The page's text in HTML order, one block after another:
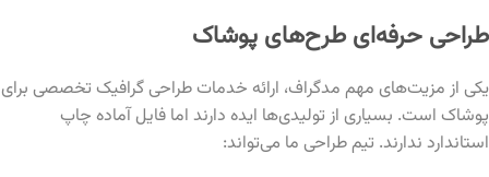
طراحی حرفه‌ای طرح‌های پوشاک
یکی از مزیت‌های مهم مدگراف، ارائه خدمات طراحی گرافیک تخصصی برای
پوشاک است. بسیاری از تولیدی‌ها ایده دارند اما فایل آماده چاپ
استاندارد ندارند. تیم طراحی ما می‌تواند: